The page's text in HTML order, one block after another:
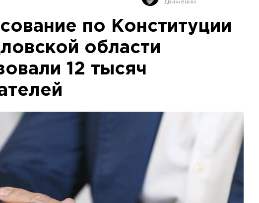
по Конституции
области
12 тысяч